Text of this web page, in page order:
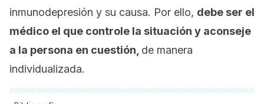
inmunodepresión y su causa. Por ello, debe ser el
médico el que controle la situación y aconseje
a la persona en cuestión, de manera
individualizada.